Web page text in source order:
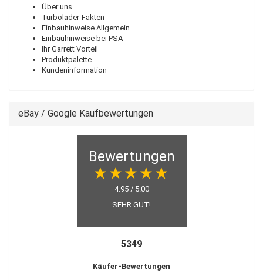
Über uns
Turbolader-Fakten
Einbauhinweise Allgemein
Einbauhinweise bei PSA
Ihr Garrett Vorteil
Produktpalette
Kundeninformation
eBay / Google Kaufbewertungen
Bewertungen
4.95 / 5.00
SEHR GUT!
5349
Käufer-Bewertungen